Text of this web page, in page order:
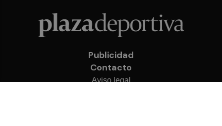
Publicidad
Contacto
Aviso legal